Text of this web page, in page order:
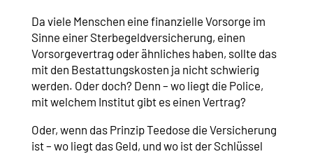
Da viele Menschen eine finanzielle Vorsorge im
Sinne einer Sterbegeldversicherung, einen
Vorsorgevertrag oder ähnliches haben, sollte das
mit den Bestattungskosten ja nicht schwierig
werden. Oder doch? Denn – wo liegt die Police,
mit welchem Institut gibt es einen Vertrag?
Oder, wenn das Prinzip Teedose die Versicherung
ist – wo liegt das Geld, und wo ist der Schlüssel